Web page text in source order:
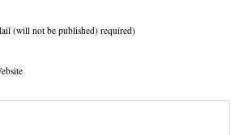
(will not be published) required)